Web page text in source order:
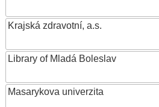
Krajská zdravotní, a.s.
Library of Mladá Boleslav
Masarykova univerzita